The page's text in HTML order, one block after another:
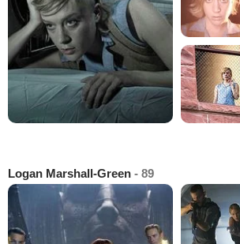
Logan Marshall-Green - 89